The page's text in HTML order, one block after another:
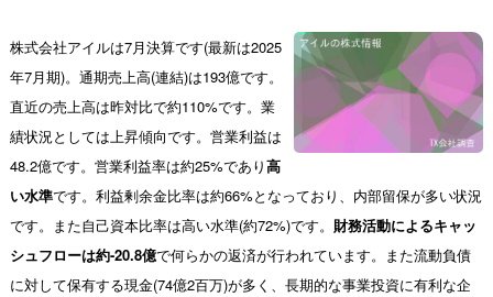
株式会社アイルは7月決算です(最新は2025
年7月期)。通期売上高(連結)は193億です。
直近の売上高は昨対比で約110%です。業
績状況としては上昇傾向です。営業利益は
48.2億です。営業利益率は約25%であり高
い水準です。利益剰余金比率は約66%となっており、内部留保が多い状況
です。また自己資本比率は高い水準(約72%)です。 財務活動によるキャッ
シュフローは約-20.8億で何らかの返済が行われています。また流動負債
に対して保有する現金(74億2百万)が多く、長期的な事業投資に有利な企